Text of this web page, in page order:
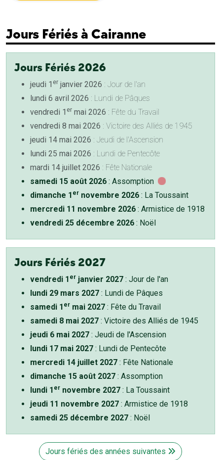
Jours Fériés à Cairanne
Jours Fériés 2026
jeudi 1 er janvier 2026 : Jour de l'an
lundi 6 avril 2026 : Lundi de Pâques
vendredi 1 er mai 2026 : Fête du Travail
vendredi 8 mai 2026 : Victoire des Alliés de 1945
jeudi 14 mai 2026 : Jeudi de l'Ascension
lundi 25 mai 2026 : Lundi de Pentecôte
mardi 14 juillet 2026 : Fête Nationale
samedi 15 août 2026 : Assomption
dimanche 1 er novembre 2026 : La Toussaint
mercredi 11 novembre 2026 : Armistice de 1918
vendredi 25 décembre 2026 : Noël
Jours Fériés 2027
vendredi 1 er janvier 2027 : Jour de l'an
lundi 29 mars 2027 : Lundi de Pâques
samedi 1 er mai 2027 : Fête du Travail
samedi 8 mai 2027 : Victoire des Alliés de 1945
jeudi 6 mai 2027 : Jeudi de l'Ascension
lundi 17 mai 2027 : Lundi de Pentecôte
mercredi 14 juillet 2027 : Fête Nationale
dimanche 15 août 2027 : Assomption
lundi 1 er novembre 2027 : La Toussaint
jeudi 11 novembre 2027 : Armistice de 1918
samedi 25 décembre 2027 : Noël
Jours fériés des années suivantes